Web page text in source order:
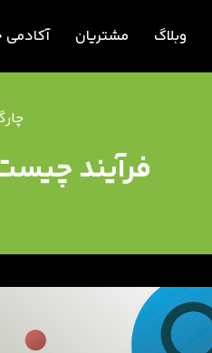
وبلاگ مشتریان آکادمی
فرآیند